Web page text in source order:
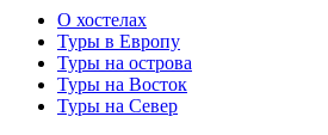
О хостелах
Туры в Европу
Туры на острова
Туры на Восток
Туры на Север